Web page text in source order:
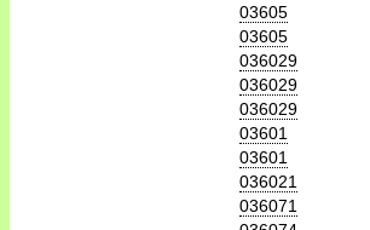
03605
03605
036029
036029
036029
03601
03601
036021
036071